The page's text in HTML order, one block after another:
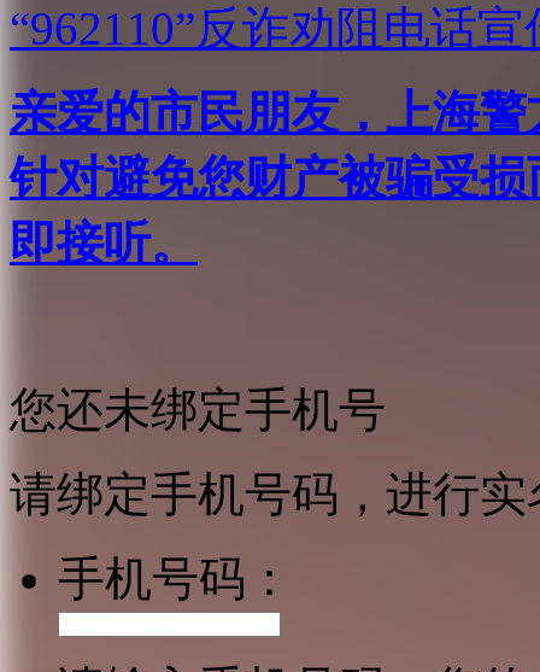
“962110”反诈劝阻电话宣
亲爱的市民朋友，上海
针对避免您财产被骗受
即接听。
您还未绑定手机号
请绑定手机号码，进行
手机号码：